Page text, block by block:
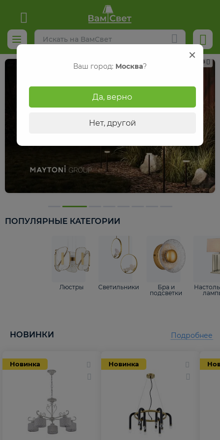
Реклама
ПОПУЛЯРНЫЕ КАТЕГОРИИ
Люстры Светильники
Бра и
подсветки
НОВИНКИ
Новинка Новинка
Подробнее
Ваш город: Москва?
Да, верно
Нет, другой